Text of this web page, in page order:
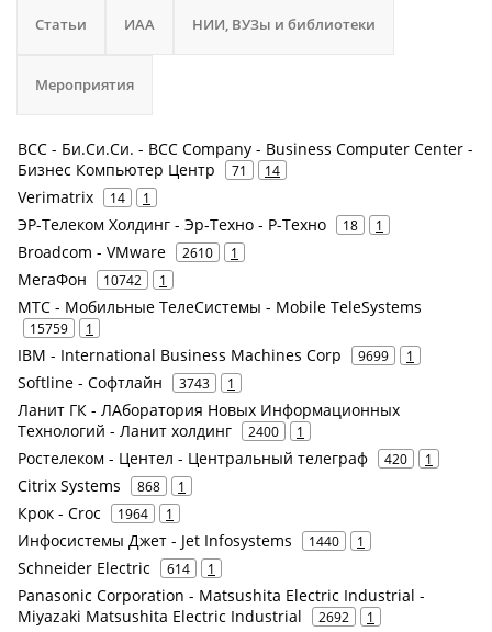
Статьи ИАА НИИ, ВУЗы и библиотеки
Мероприятия
BCC - Би.Си.Си. - BCC Company - Business Computer Center -
Бизнес Компьютер Центр
71 14
Verimatrix 14 1
ЭР-Телеком Холдинг - Эр-Техно - Р-Техно 18 1
Broadcom - VMware 2610 1
МегаФон 10742 1
МТС - Мобильные ТелеСистемы - Mobile TeleSystems
15759 1
IBM - International Business Machines Corp 9699 1
Softline - Софтлайн 3743 1
Ланит ГК - ЛАборатория Новых Информационных
Технологий - Ланит холдинг
2400 1
Ростелеком - Центел - Центральный телеграф 420 1
Citrix Systems 868 1
Крок - Croc 1964 1
Инфосистемы Джет - Jet Infosystems 1440 1
Schneider Electric 614 1
Panasonic Corporation - Matsushita Electric Industrial -
Miyazaki Matsushita Electric Industrial
2692 1